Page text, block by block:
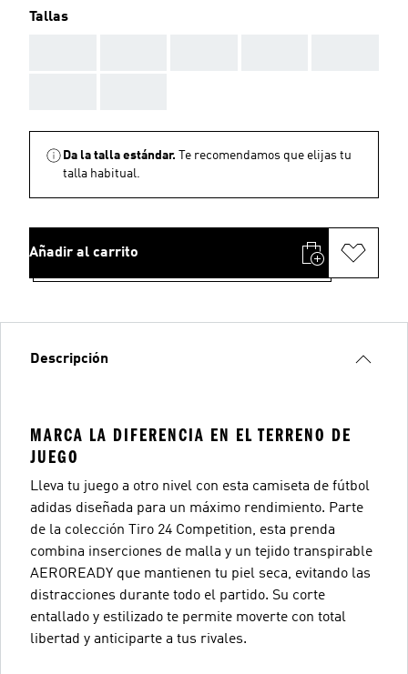
Tallas
Da la talla estándar.
Te recomendamos que elijas tu
talla habitual.
Añadir al carrito
Descripción
MARCA LA DIFERENCIA EN EL TERRENO DE
JUEGO
Lleva tu juego a otro nivel con esta camiseta de fútbol
adidas diseñada para un máximo rendimiento. Parte
de la colección Tiro 24 Competition, esta prenda
combina inserciones de malla y un tejido transpirable
AEROREADY que mantienen tu piel seca, evitando las
distracciones durante todo el partido. Su corte
entallado y estilizado te permite moverte con total
libertad y anticiparte a tus rivales.